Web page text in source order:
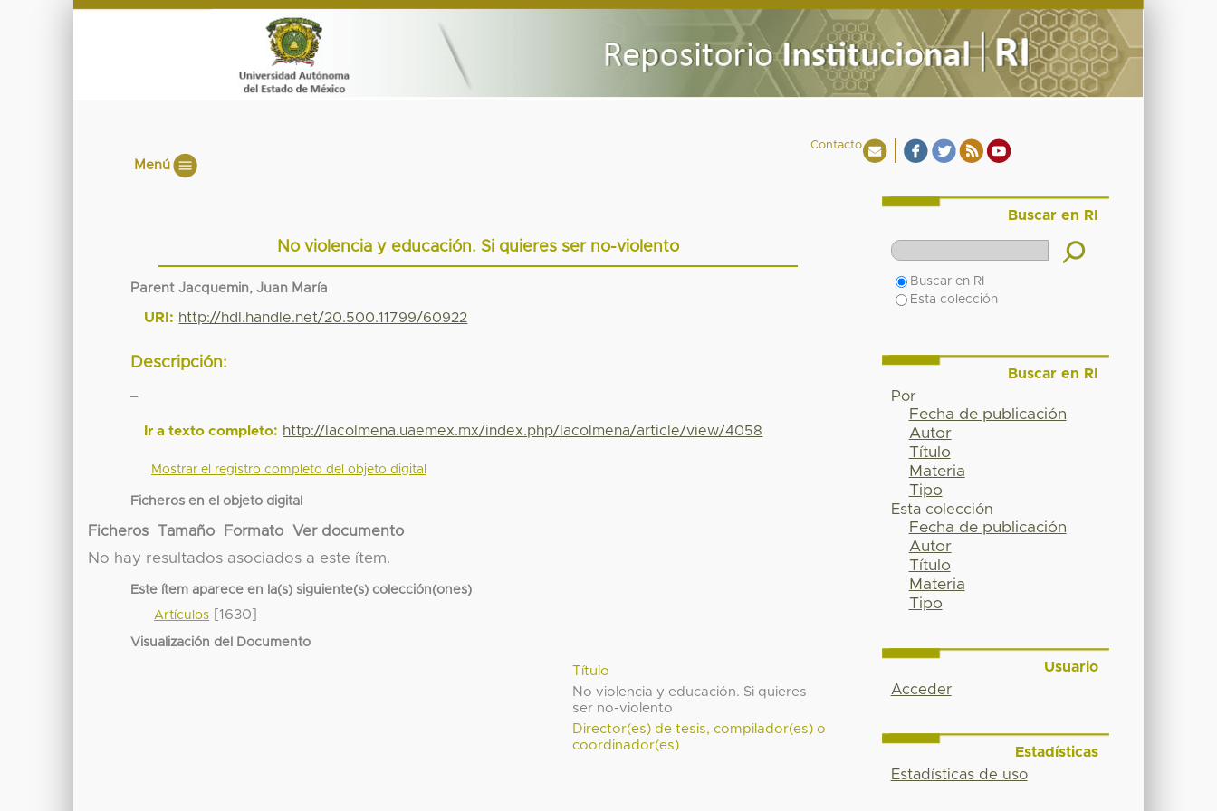
Contacto
Menú
No violencia y educación. Si quieres ser no-violento
Parent Jacquemin, Juan María
URI: http://hdl.handle.net/20.500.11799/60922
Descripción:
Ir a texto completo: http://lacolmena.uaemex.mx/index.php/lacolmena/article/view/4058
Mostrar el registro completo del objeto digital
Ficheros en el objeto digital
Ficheros Tamaño Formato
Ver documento
No hay resultados asociados a este ítem.
Este ítem aparece en la(s) siguiente(s) colección(ones)
Artículos [1630]
Visualización del Documento
Título
No violencia y educación. Si quieres
ser no-violento
Director(es) de tesis, compilador(es) o
coordinador(es)
Buscar en RI
Buscar en RI
Esta colección
Buscar en RI
Por
Fecha de publicación
Autor
Título
Materia
Tipo
Esta colección
Fecha de publicación
Autor
Título
Materia
Tipo
Usuario
Acceder
Estadísticas
Estadísticas de uso